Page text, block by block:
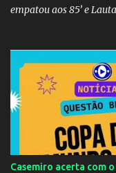
empatou aos 85’ e
Inglaterra durante o
Casemiro acerta com